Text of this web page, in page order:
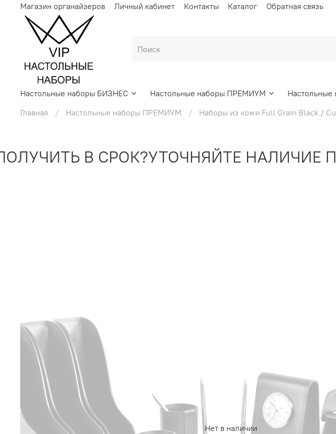
Магазин органайзеров Личный кабинет Контакты Каталог Обратная связь
Настольные наборы БИЗНЕС Настольные наборы ПРЕМИУМ Настольные
Главная
Настольные наборы ПРЕМИУМ Наборы из кожи Full Grain Black /
В СРОК?УТОЧНЯЙТЕ НАЛИЧИЕ
Нет в наличии